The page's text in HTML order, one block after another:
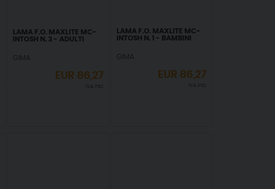
LAMA F.O. MAXLITE MC-
INTOSH N. 3 - ADULTI
GIMA
EUR 86,27
IVA incl.
LAMA F.O. MAXLITE MC-
INTOSH N. 1 - BAMBINI
GIMA
EUR 86,27
IVA incl.